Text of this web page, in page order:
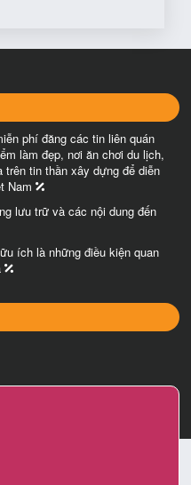
phí đăng các tin liên quán
làm đẹp, nơi ăn chơi du lịch,
tin thần xây dựng để diễn
Nam
lưu trữ và các nội dung đến
ích là những điều kiện quan